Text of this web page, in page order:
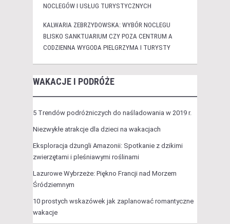
NOCLEGÓW I USŁUG TURYSTYCZNYCH
KALWARIA ZEBRZYDOWSKA: WYBÓR NOCLEGU
BLISKO SANKTUARIUM CZY POZA CENTRUM A
CODZIENNA WYGODA PIELGRZYMA I TURYSTY
WAKACJE I PODRÓŻE
5 Trendów podróżniczych do naśladowania w 2019 r.
Niezwykłe atrakcje dla dzieci na wakacjach
Eksploracja dżungli Amazonii: Spotkanie z dzikimi
zwierzętami i pleśniawymi roślinami
Lazurowe Wybrzeże: Piękno Francji nad Morzem
Śródziemnym
10 prostych wskazówek jak zaplanować romantyczne
wakacje